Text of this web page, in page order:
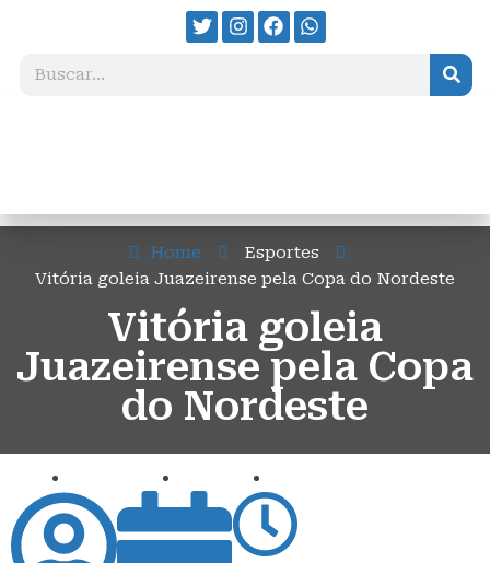
Home
Esportes
Vitória goleia Juazeirense pela Copa do Nordeste
Vitória goleia
Juazeirense pela Copa
do Nordeste